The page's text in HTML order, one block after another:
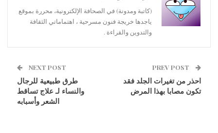
(كاتبة ومدونة) في الصحافة الإلكترونية، محررة بموقع
ياجدها خريجة فنون مسرحية ، اهتماماتي الثقافة
والتدوين والقراءة .
احذر من تغيرات الجلد فقد
تكون مصابا بهذا المرض
NEXT POST
طرق طبيعية للرجال
والنساء لـ علاج تساقط
الشعر وأسبابه